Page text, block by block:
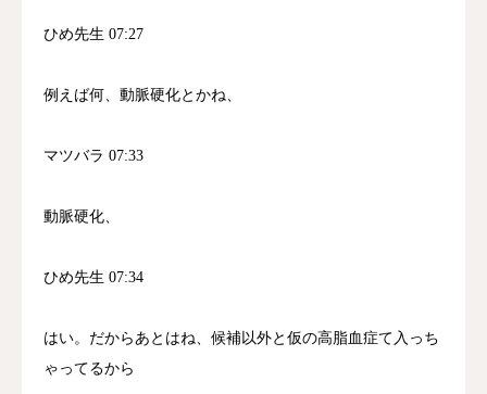
ひめ先生 07:27
例えば何、動脈硬化とかね、
マツバラ 07:33
動脈硬化、
ひめ先生 07:34
はい。だからあとはね、候補以外と仮の高脂血症て入っち
ゃってるから